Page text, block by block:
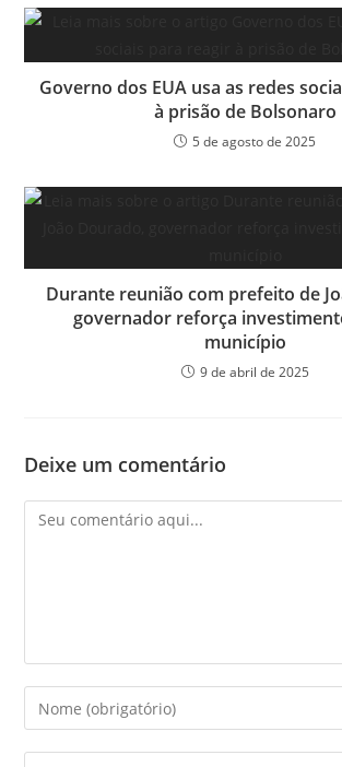
Governo dos EUA usa as redes
à prisão de Bolsonaro
5 de agosto de 2025
Durante reunião com prefeito de
governador reforça
município
9 de abril de 2025
Deixe um comentário